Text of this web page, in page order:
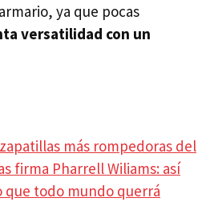
ya que pocas
versatilidad con un
más rompedoras del
firma Pharrell Wiliams: así
que todo mundo querrá